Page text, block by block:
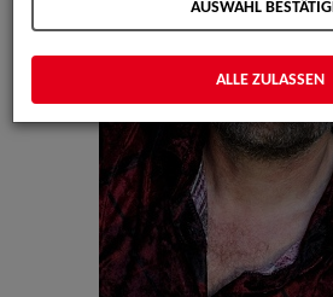
AUSWAHL
ALLE ZULASSEN